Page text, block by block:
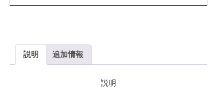
説明 追加情報
説明